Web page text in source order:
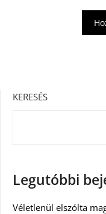
KERESÉS
Legutóbbi
Véletlenül elszólta